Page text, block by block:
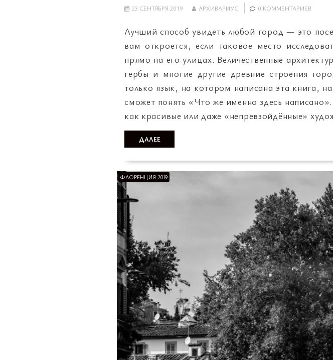
23 СЕНТЯБРЯ 2019 АРХИВАРИУС 0 КОММЕНТАРИЕВ
Лучший способ увидеть любой город — это
вам откроется, если таковое место
прямо на его улицах. Величественные
гербы и многие другие древние строения
только язык, на котором написана эта книга,
сможет понять «Что же именно здесь
как красивые или даже «непревзойдённые»
ДАЛЕЕ
ФЛОРЕНЦИЯ 2019